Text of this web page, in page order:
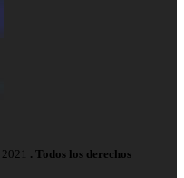
2021 . Todos los derechos